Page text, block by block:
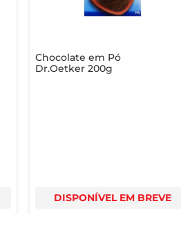
Chocolate em Pó
Dr.Oetker 200g
DISPONÍVEL EM BREVE